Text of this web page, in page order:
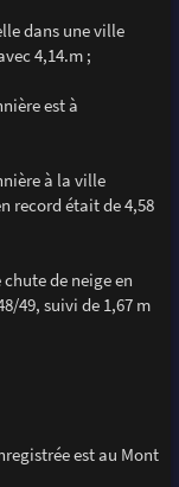
dans une ville
4,14.m ;
est à
à la ville
record était de 4,58
de neige en
49, suivi de 1,67 m
est au Mont